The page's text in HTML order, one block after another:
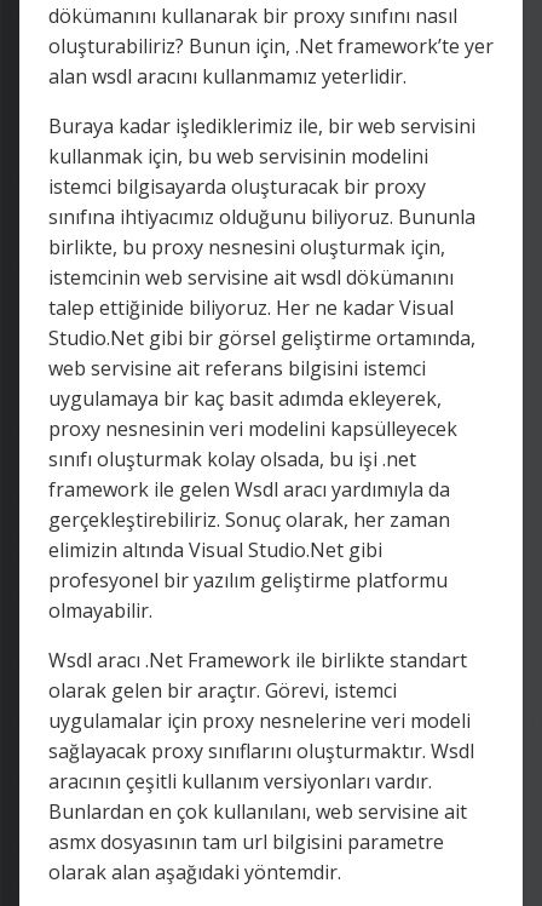
dökümanını kullanarak bir proxy sınıfını nasıl
oluşturabiliriz? Bunun için, .Net framework’te yer
alan wsdl aracını kullanmamız yeterlidir.
Buraya kadar işlediklerimiz ile, bir web servisini
kullanmak için, bu web servisinin modelini
istemci bilgisayarda oluşturacak bir proxy
sınıfına ihtiyacımız olduğunu biliyoruz. Bununla
birlikte, bu proxy nesnesini oluşturmak için,
istemcinin web servisine ait wsdl dökümanını
talep ettiğinide biliyoruz. Her ne kadar Visual
Studio.Net gibi bir görsel geliştirme ortamında,
web servisine ait referans bilgisini istemci
uygulamaya bir kaç basit adımda ekleyerek,
proxy nesnesinin veri modelini kapsülleyecek
sınıfı oluşturmak kolay olsada, bu işi .net
framework ile gelen Wsdl aracı yardımıyla da
gerçekleştirebiliriz. Sonuç olarak, her zaman
elimizin altında Visual Studio.Net gibi
profesyonel bir yazılım geliştirme platformu
olmayabilir.
Wsdl aracı .Net Framework ile birlikte standart
olarak gelen bir araçtır. Görevi, istemci
uygulamalar için proxy nesnelerine veri modeli
sağlayacak proxy sınıflarını oluşturmaktır. Wsdl
aracının çeşitli kullanım versiyonları vardır.
Bunlardan en çok kullanılanı, web servisine ait
asmx dosyasının tam url bilgisini parametre
olarak alan aşağıdaki yöntemdir.